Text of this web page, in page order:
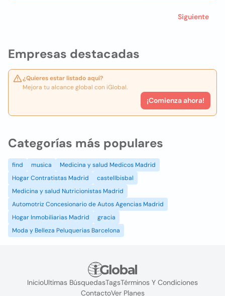
Empresas destacadas
¿Quieres estar listado aquí?
Mejora tu alcance global con iGlobal.
¡Comienza ahora!
Siguiente
Categorías más populares
find musica
Medicina y salud Medicos Madrid
Hogar Contratistas Madrid
castellbisbal
Medicina y salud Nutricionistas Madrid
Automotriz Concesionario de Autos Agencias Madrid
Hogar Inmobiliarias Madrid
gracia
Moda y Belleza Peluquerias Barcelona
InicioUltimas BúsquedasTagsTérminos Y Condiciones
ContactoVer Planes